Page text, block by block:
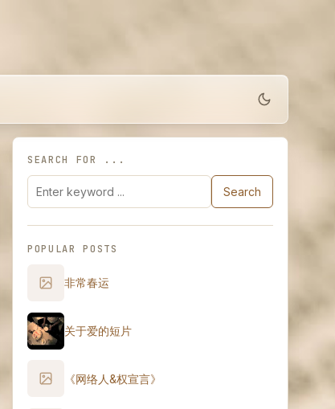
SEARCH FOR ...
Search
POPULAR POSTS
非常春运
关于爱的短片
《网络人&权宣言》